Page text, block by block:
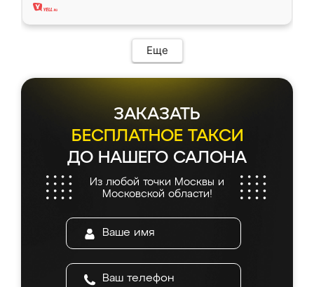
Еще
ЗАКАЗАТЬ
БЕСПЛАТНОЕ ТАКСИ
ДО НАШЕГО САЛОНА
Из любой точки Москвы и
Московской области!